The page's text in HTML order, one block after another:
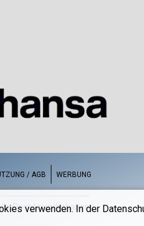
verwenden. In der
/ AGB WERBUNG
Rechte vorbehalten